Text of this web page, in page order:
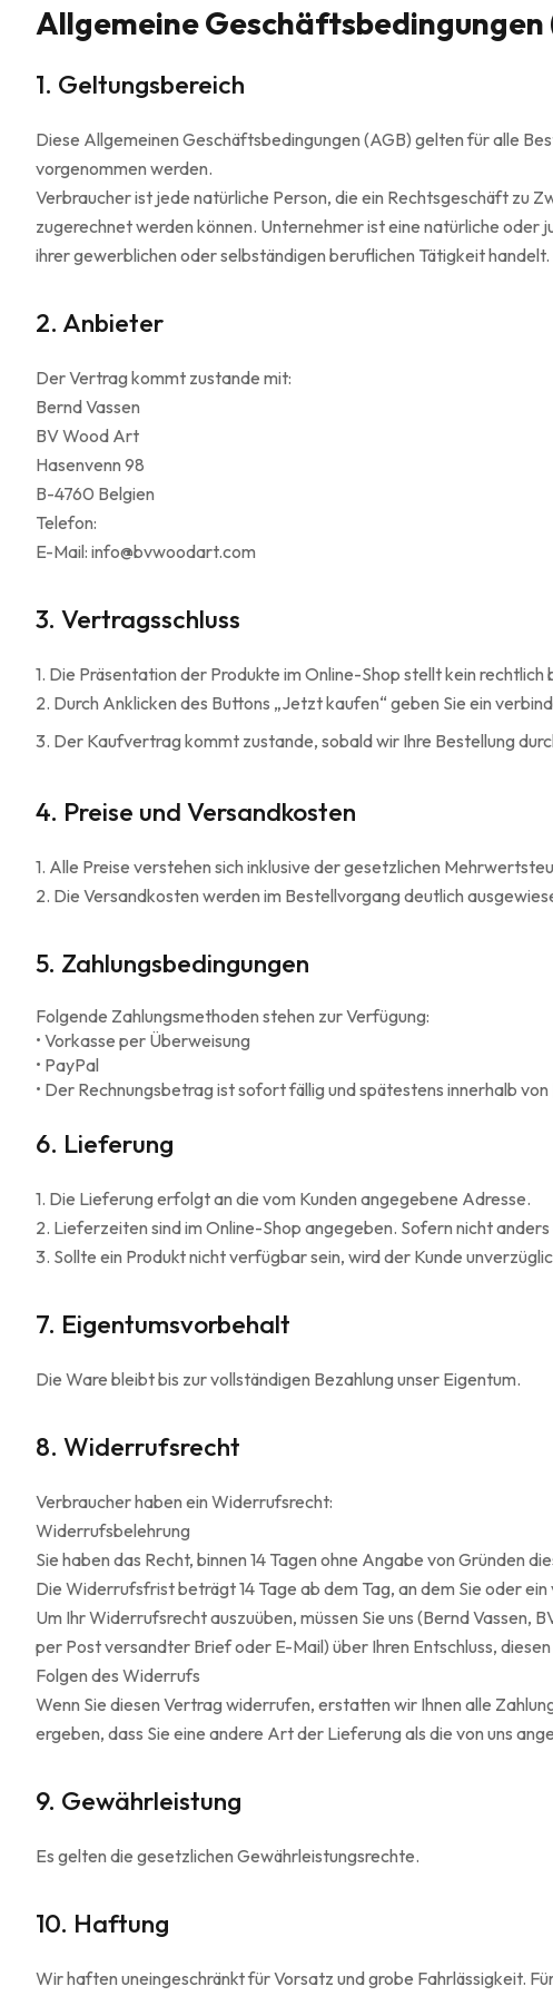
Allgemeine Geschäftsbedingungen
1. Geltungsbereich
Diese Allgemeinen Geschäftsbedingungen (AGB) gelten für alle
vorgenommen werden.
Verbraucher ist jede natürliche Person, die ein Rechtsgeschäft zu
zugerechnet werden können. Unternehmer ist eine natürliche oder
ihrer gewerblichen oder selbständigen beruflichen Tätigkeit handelt.
2. Anbieter
Der Vertrag kommt zustande mit:
Bernd Vassen
BV Wood Art
Hasenvenn 98
B-4760 Belgien
Telefon:
E-Mail: info@bvwoodart.com
3. Vertragsschluss
1. Die Präsentation der Produkte im Online-Shop stellt kein
2. Durch Anklicken des Buttons „Jetzt kaufen“ geben Sie ein
3. Der Kaufvertrag kommt zustande, sobald wir Ihre Bestellung
4. Preise und Versandkosten
1. Alle Preise verstehen sich inklusive der gesetzlichen
2. Die Versandkosten werden im Bestellvorgang deutlich
5. Zahlungsbedingungen
Folgende Zahlungsmethoden stehen zur Verfügung:
• Vorkasse per Überweisung
• PayPal
• Der Rechnungsbetrag ist sofort fällig und spätestens innerhalb
6. Lieferung
1. Die Lieferung erfolgt an die vom Kunden angegebene Adresse.
2. Lieferzeiten sind im Online-Shop angegeben. Sofern nicht
3. Sollte ein Produkt nicht verfügbar sein, wird der Kunde
7. Eigentumsvorbehalt
Die Ware bleibt bis zur vollständigen Bezahlung unser Eigentum.
8. Widerrufsrecht
Verbraucher haben ein Widerrufsrecht:
Widerrufsbelehrung
Sie haben das Recht, binnen 14 Tagen ohne Angabe von Gründen
Die Widerrufsfrist beträgt 14 Tage ab dem Tag, an dem Sie oder
Um Ihr Widerrufsrecht auszuüben, müssen Sie uns (Bernd Vassen,
per Post versandter Brief oder E-Mail) über Ihren Entschluss,
Folgen des Widerrufs
Wenn Sie diesen Vertrag widerrufen, erstatten wir Ihnen alle
ergeben, dass Sie eine andere Art der Lieferung als die von uns
9. Gewährleistung
Es gelten die gesetzlichen Gewährleistungsrechte.
10. Haftung
Wir haften uneingeschränkt für Vorsatz und grobe Fahrlässigkeit.